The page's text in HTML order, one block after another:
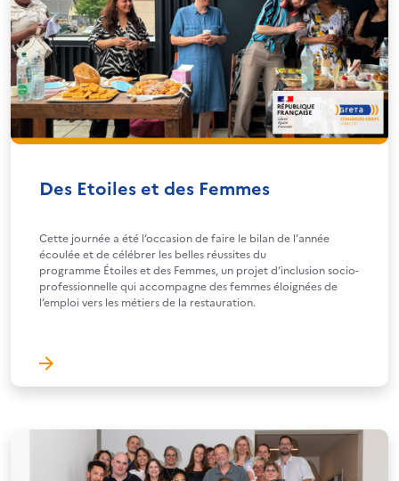
Des Etoiles et des Femmes
Cette journée a été l’occasion de faire le bilan de l’année
écoulée et de célébrer les belles réussites du
programme Étoiles et des Femmes, un projet d’inclusion socio-
professionnelle qui accompagne des femmes éloignées de
l’emploi vers les métiers de la restauration.